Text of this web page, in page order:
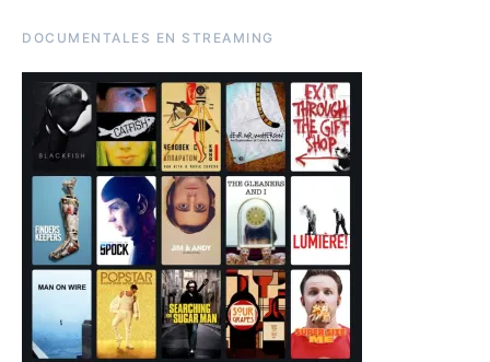
DOCUMENTALES EN STREAMING